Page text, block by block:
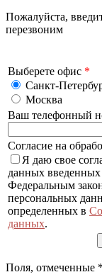
Пожалуйста,
перезвоним
Выберете офис *
Санкт-
Москва
Ваш телефонный
Согласие на
Я даю свое
данных введенных
Федеральным
персональных
определенных в
данных.
Поля, отмеченные *